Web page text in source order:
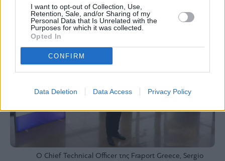
I want to opt-out of Collection, Use,
Retention, Sale, and/or Sharing of my
Personal Data that Is Unrelated with the
Purposes for which it was collected.
Opted In
CONFIRM
Data Deletion Data Access Privacy Policy
Ο Chief Technical Officer της Fraport Greece, Sergio